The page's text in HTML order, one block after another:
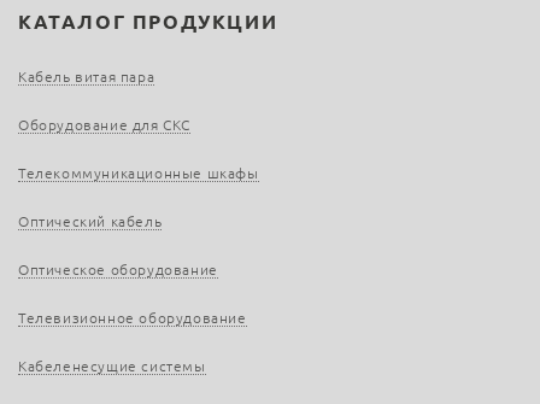
КАТАЛОГ ПРОДУКЦИИ
Кабель витая пара
Оборудование для СКС
Телекоммуникационные шкафы
Оптический кабель
Оптическое оборудование
Телевизионное оборудование
Кабеленесущие системы